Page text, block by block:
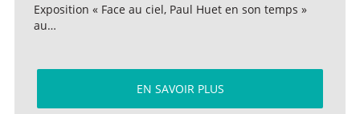
Exposition « Face au ciel, Paul Huet en son temps »
au…
EN SAVOIR PLUS